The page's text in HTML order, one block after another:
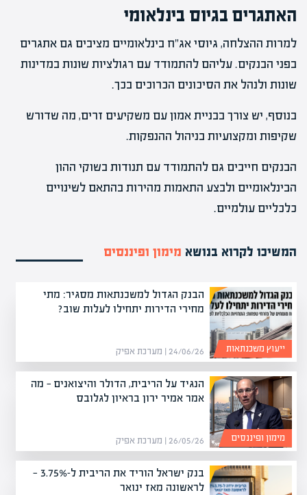
האתגרים בגיוס בינלאומי
למרות ההצלחה, גיוסי אג"ח בינלאומיים מציבים גם אתגרים
בפני הבנקים. עליהם להתמודד עם רגולציות שונות במדינות
שונות ולנהל את הסיכונים הכרוכים בכך.
בנוסף, יש צורך בבניית אמון עם משקיעים זרים, מה שדורש
שקיפות ומקצועיות בניהול ההנפקות.
הבנקים חייבים גם להתמודד עם תנודות בשוקי ההון
הבינלאומיים ולבצע התאמות מהירות בהתאם לשינויים
כלכליים עולמיים.
המשיכו לקרוא בנושא מימון ופיננסים
הבנק הגדול למשכנתאות מסגיר: מתי
מחירי הדירות יתחילו לעלות שוב?
24/06/26 | מערכת אפיק ייעוץ משכנתאות
הנגיד על הריבית, הדולר והיצואנים — מה
אמר אמיר ירון בראיון לגלובס
26/05/26 | מערכת אפיק מימון ופיננסים
בנק ישראל הוריד את הריבית ל-3.75% —
לראשונה מאז ינואר